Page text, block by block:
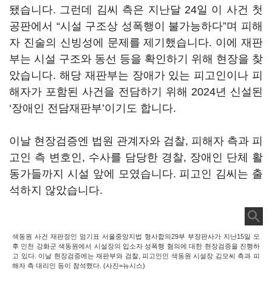
됐습니다. 그런데 김씨 측은 지난달 24일 이 사건 첫
공판에서 “시설 구조상 성폭행이 불가능하다”며 피해
자 진술의 신빙성에 문제를 제기했습니다. 이에 재판
부는 시설 구조와 동선 등을 확인하기 위해 현장을 찾
았습니다. 해당 재판부는 장애가 있는 피고인이나 피
해자가 포함된 사건을 전담하기 위해 2024년 신설된
‘장애인 전담재판부’이기도 합니다.
이날 현장검증엔 법원 관계자와 검찰, 피해자 측과 피
고인 측 변호인, 수사를 담당한 경찰, 장애인 단체 활
동가들까지 시설 앞에 모였습니다. 피고인 김씨는 출
석하지 않았습니다.
색동원 사건 재판장인 엄기표 서울중앙지법 형사합의29부 부장판사가 지난15일 오
후 인천 강화군 색동원에서 시설장의 입소자 성폭행 혐의에 대한 현장검증을 진행하
고 있다. 이날 현장검증에는 재판부와 검찰, 피고인인 색동원 시설장 김모씨 측과 피
해자 측 대리인 등이 참석했다. (사진=뉴시스)